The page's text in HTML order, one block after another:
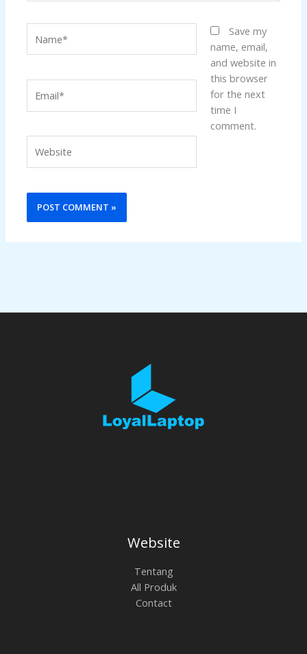
Save my
name, email,
and website in
this browser
for the next
time I
comment.
Website
Tentang
All Produk
Contact